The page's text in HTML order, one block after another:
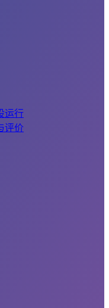
运行
评价